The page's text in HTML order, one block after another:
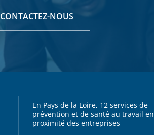
CONTACTEZ-NOUS
En Pays de la Loire, 12 services de
prévention et de santé au travail en
proximité des entreprises